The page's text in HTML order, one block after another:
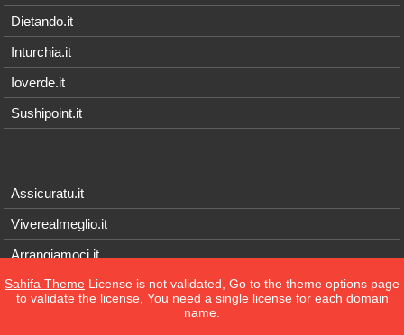
Dietando.it
Inturchia.it
Ioverde.it
Sushipoint.it
Assicuratu.it
Viverealmeglio.it
Arrangiamoci.it
Tecnichef.it
Sahifa Theme License is not validated, Go to the theme options page
to validate the license, You need a single license for each domain
name.